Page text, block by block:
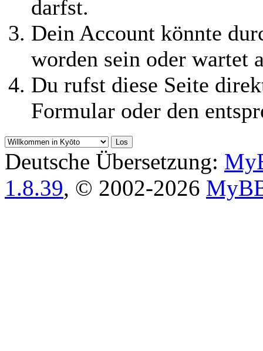
darfst.
Dein Account könnte
worden sein oder wartet
Du rufst diese Seite
Formular oder den
Deutsche Übersetzung:
1.8.39, © 2002-2026